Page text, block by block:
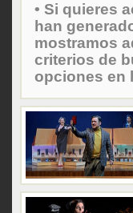
• Si quieres
han
mostramos
criterios de
opciones en